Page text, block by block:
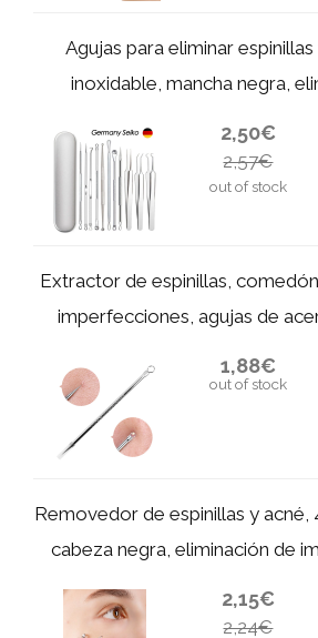
Agujas para eliminar
inoxidable, mancha negra,
2,50€
2,57€
out of stock
Extractor de espinillas,
imperfecciones, agujas de
1,88€
out of stock
Removedor de espinillas y acné,
cabeza negra, eliminación de
2,15€
2,24€